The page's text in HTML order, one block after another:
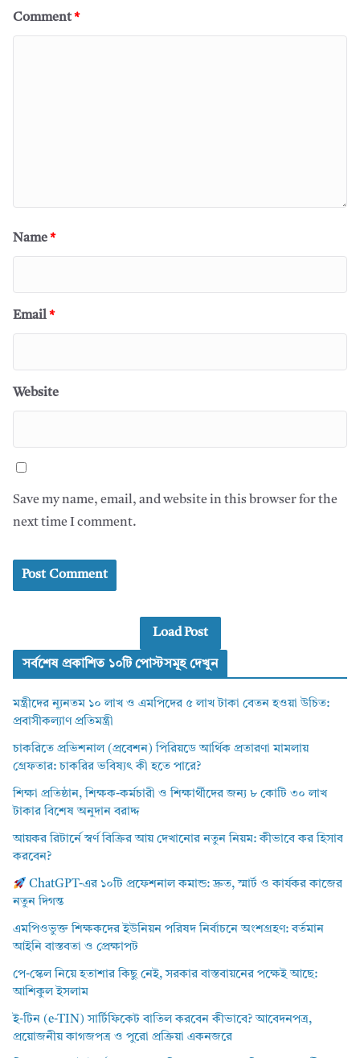
Comment*
Name*
Email*
Website
Save my name, email, and website in this browser for the
next time I comment.
Load Post
সর্বশেষ প্রকাশিত ১০টি পোস্টসমূহ দেখুন
মন্ত্রীদের ন্যূনতম ১০ লাখ ও এমপিদের ৫ লাখ টাকা বেতন হওয়া উচিত:
প্রবাসীকল্যাণ প্রতিমন্ত্রী
চাকরিতে প্রভিশনাল (প্রবেশন) পিরিয়ডে আর্থিক প্রতারণা মামলায়
গ্রেফতার: চাকরির ভবিষ্যৎ কী হতে পারে?
শিক্ষা প্রতিষ্ঠান, শিক্ষক-কর্মচারী ও শিক্ষার্থীদের জন্য ৮ কোটি ৩০ লাখ
টাকার বিশেষ অনুদান বরাদ্দ
আয়কর রিটার্নে স্বর্ণ বিক্রির আয় দেখানোর নতুন নিয়ম: কীভাবে কর হিসাব
করবেন?
ChatGPT-এর ১০টি প্রফেশনাল কমান্ড: দ্রুত, স্মার্ট ও কার্যকর কাজের
নতুন দিগন্ত
এমপিওভুক্ত শিক্ষকদের ইউনিয়ন পরিষদ নির্বাচনে অংশগ্রহণ: বর্তমান
আইনি বাস্তবতা ও প্রেক্ষাপট
পে-স্কেল নিয়ে হতাশার কিছু নেই, সরকার বাস্তবায়নের পক্ষেই আছে:
আশিকুল ইসলাম
ই-টিন (e-TIN) সার্টিফিকেট বাতিল করবেন কীভাবে? আবেদনপত্র,
প্রয়োজনীয় কাগজপত্র ও পুরো প্রক্রিয়া একনজরে